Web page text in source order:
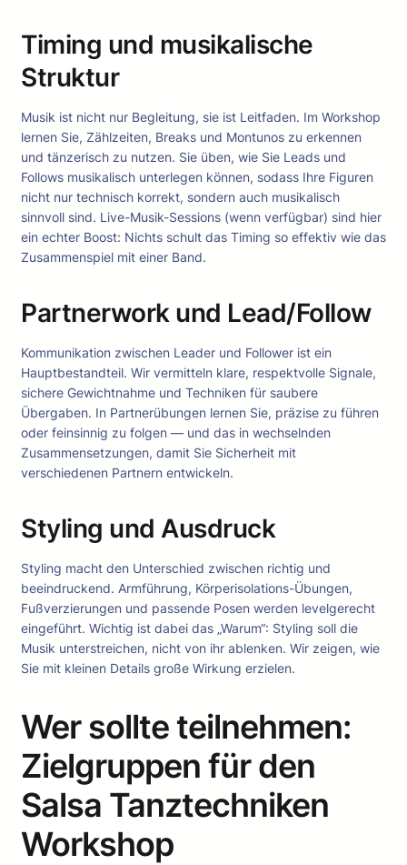
Timing und musikalische
Struktur
Musik ist nicht nur Begleitung, sie ist Leitfaden. Im Workshop
lernen Sie, Zählzeiten, Breaks und Montunos zu erkennen
und tänzerisch zu nutzen. Sie üben, wie Sie Leads und
Follows musikalisch unterlegen können, sodass Ihre Figuren
nicht nur technisch korrekt, sondern auch musikalisch
sinnvoll sind. Live-Musik-Sessions (wenn verfügbar) sind hier
ein echter Boost: Nichts schult das Timing so effektiv wie das
Zusammenspiel mit einer Band.
Partnerwork und Lead/Follow
Kommunikation zwischen Leader und Follower ist ein
Hauptbestandteil. Wir vermitteln klare, respektvolle Signale,
sichere Gewichtnahme und Techniken für saubere
Übergaben. In Partnerübungen lernen Sie, präzise zu führen
oder feinsinnig zu folgen — und das in wechselnden
Zusammensetzungen, damit Sie Sicherheit mit
verschiedenen Partnern entwickeln.
Styling und Ausdruck
Styling macht den Unterschied zwischen richtig und
beeindruckend. Armführung, Körperisolations-Übungen,
Fußverzierungen und passende Posen werden levelgerecht
eingeführt. Wichtig ist dabei das „Warum“: Styling soll die
Musik unterstreichen, nicht von ihr ablenken. Wir zeigen, wie
Sie mit kleinen Details große Wirkung erzielen.
Wer sollte teilnehmen:
Zielgruppen für den
Salsa Tanztechniken
Workshop